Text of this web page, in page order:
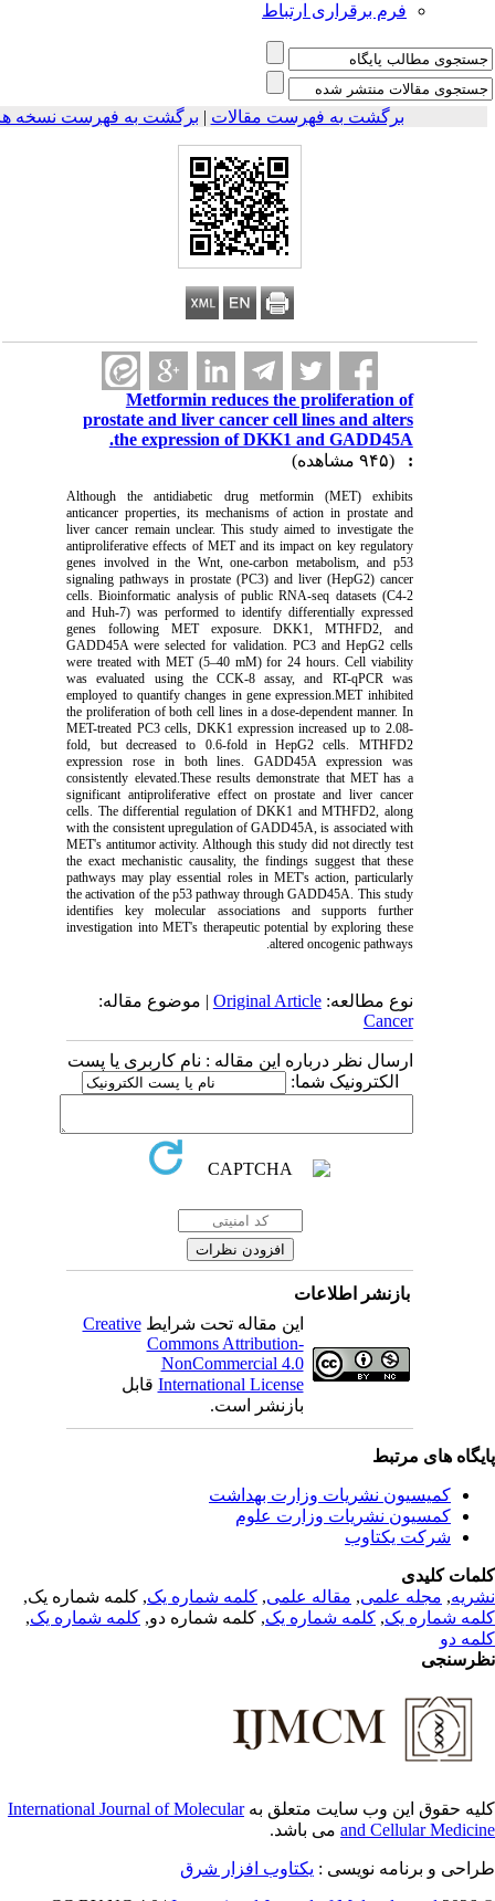
فرم برقراری ارتباط
برگشت به فهرست مقالات| برگشت به فهرست نسخه ها
Metformin reduces the proliferation of
prostate and liver cancer cell lines and alters
the expression of DKK1 and GADD45A.
Although the antidiabetic drug metformin (MET) exhibits
anticancer properties, its mechanisms of action in prostate and
liver cancer remain unclear. This study aimed to investigate the
antiproliferative effects of MET and its impact on key regulatory
genes involved in the Wnt, one-carbon metabolism, and p53
signaling pathways in prostate (PC3) and liver (HepG2) cancer
cells. Bioinformatic analysis of public RNA-seq datasets (C4-2
and Huh-7) was performed to identify differentially expressed
genes following MET exposure. DKK1, MTHFD2, and
GADD45A were selected for validation. PC3 and HepG2 cells
were treated with MET (5–40 mM) for 24 hours. Cell viability
was evaluated using the CCK-8 assay, and RT-qPCR was
employed to quantify changes in gene expression.MET inhibited
the proliferation of both cell lines in a dose-dependent manner. In
MET-treated PC3 cells, DKK1 expression increased up to 2.08-
fold, but decreased to 0.6-fold in HepG2 cells. MTHFD2
expression rose in both lines. GADD45A expression was
consistently elevated.These results demonstrate that MET has a
significant antiproliferative effect on prostate and liver cancer
cells. The differential regulation of DKK1 and MTHFD2, along
with the consistent upregulation of GADD45A, is associated with
MET's antitumor activity. Although this study did not directly test
the exact mechanistic causality, the findings suggest that these
pathways may play essential roles in MET's action, particularly
the activation of the p53 pathway through GADD45A. This study
identifies key molecular associations and supports further
investigation into MET's therapeutic potential by exploring these
altered oncogenic pathways.
نوع مطالعه:Original Article| موضوع مقاله:
Cancer
ارسال نظر درباره این مقاله : نام کاربری یا پست
الکترونیک شما:
بازنشر اطلاعات
این مقاله تحت شرایطCreative
Commons Attribution-
NonCommercial 4.0
International Licenseقابل
بازنشر است.
های مرتبط
کمیسیون نشریات وزارت بهداشت
کمسیون نشریات وزارت علوم
شرکت یکتاوب
کلیدی
,مجله علمی, مقاله علمی, کلمه شماره یک, کلمه شماره یک,
شماره یک,کلمه شماره یک, کلمه شماره دو,کلمه شماره یک,
دو
حقوق این وب سایت متعلق بهInternational Journal of Molecular
and Cellularمی باشد.
و برنامه نویسی : یکتاوب افزار شرق